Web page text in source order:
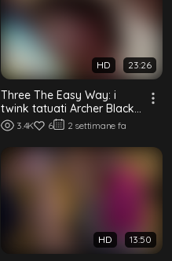
HD 23:26
Three The Easy Way: i
twink tatuati Archer Black,
CJ Parker & Tyler Moore
scopano ...
3.4K 6 2 settimane fa
HD 13:50